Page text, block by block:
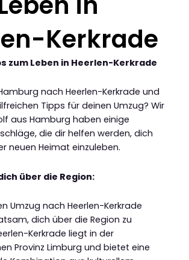
Kerkrade
zum Leben in Heerlen-Kerkrade
nach Heerlen-Kerkrade und
Tipps für deinen Umzug? Wir
aus Hamburg haben einige
die dir helfen werden, dich
neuen Heimat einzuleben.
über die Region:
Umzug nach Heerlen-Kerkrade
dich über die Region zu
Kerkrade liegt in der
Provinz Limburg und bietet eine